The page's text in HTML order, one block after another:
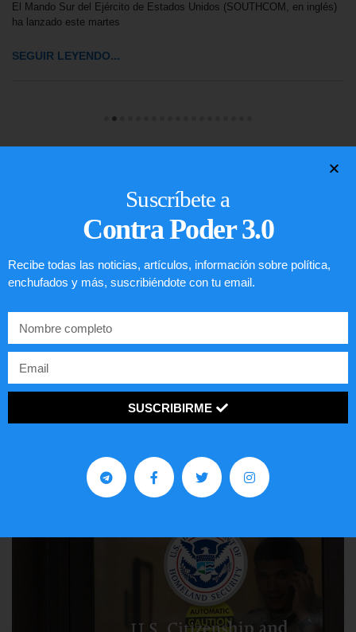
El Mando Sur del Ejército de Estados Unidos (SOUTHCOM, en inglés)
ha lanzado este martes
SEGUIR LEYENDO...
Lotería de visa de EEUU
Suscríbete a
Contra Poder 3.0
Recibe todas las noticias, artículos, información sobre política,
enchufados y más, suscribiéndote con tu email.
SUSCRIBIRME